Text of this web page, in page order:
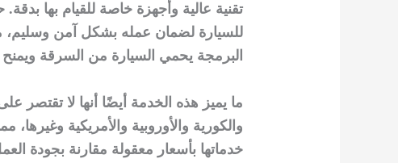
تقنية عالية وأجهزة خاصة للقيام بها
للسيارة لضمان عمله بشكل آمن وسليم،
البرمجة يحمي السيارة من السرقة ويمنح
ما يميز هذه الخدمة أيضًا أنها لا تقتصر
والكورية والأوروبية والأمريكية
خدماتها بأسعار معقولة مقارنة